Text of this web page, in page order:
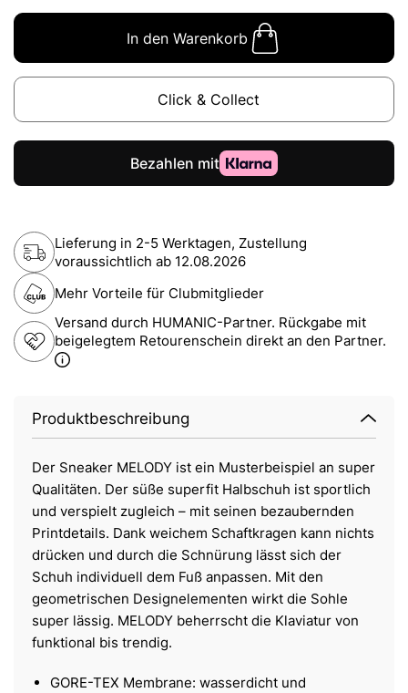
In den Warenkorb
Click & Collect
Lieferung in 2-5 Werktagen, Zustellung
voraussichtlich ab 12.08.2026
Mehr Vorteile für Clubmitglieder
Versand durch HUMANIC-Partner. Rückgabe mit
beigelegtem Retourenschein direkt an den Partner.
Produktbeschreibung
Der Sneaker MELODY ist ein Musterbeispiel an super
Qualitäten. Der süße superfit Halbschuh ist sportlich
und verspielt zugleich – mit seinen bezaubernden
Printdetails. Dank weichem Schaftkragen kann nichts
drücken und durch die Schnürung lässt sich der
Schuh individuell dem Fuß anpassen. Mit den
geometrischen Designelementen wirkt die Sohle
super lässig. MELODY beherrscht die Klaviatur von
funktional bis trendig.
GORE-TEX Membrane: wasserdicht und